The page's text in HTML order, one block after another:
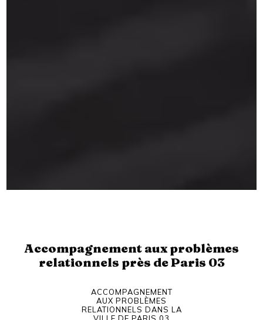
Accompagnement aux problèmes
relationnels près de Paris 03
ACCOMPAGNEMENT
AUX PROBLÈMES
RELATIONNELS DANS LA
VILLE DE PARIS 03